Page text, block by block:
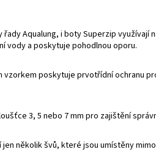
Aqualung, i boty Superzip využívají
vody a poskytuje pohodlnou oporu.
vzorkem poskytuje prvotřídní ochranu
3, 5 nebo 7 mm pro zajištění
několik švů, které jsou umístěny